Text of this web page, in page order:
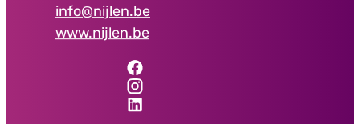
E-mailinfo@nijlen.be
Websitewww.nijlen.be
Onthaal gemeentehuis
Onthaal gemeentehuis
Onthaal gemeentehuis